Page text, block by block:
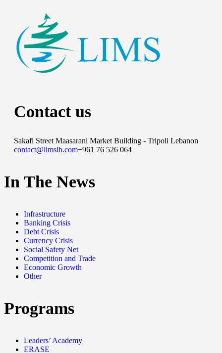
Contact us
Sakafi Street Maasarani Market Building - Tripoli Lebanon
contact@limslb.com+961 76 526 064
In The News
Infrastructure
Banking Crisis
Debt Crisis
Currency Crisis
Social Safety Net
Competition and Trade
Economic Growth
Other
Programs
Leaders’ Academy
ERASE